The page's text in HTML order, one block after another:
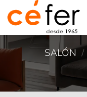
SALÓN /